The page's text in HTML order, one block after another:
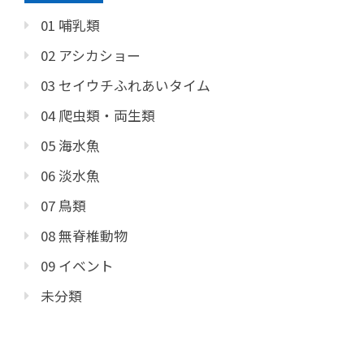
01 哺乳類
02 アシカショー
03 セイウチふれあいタイム
04 爬虫類・両生類
05 海水魚
06 淡水魚
07 鳥類
08 無脊椎動物
09 イベント
未分類